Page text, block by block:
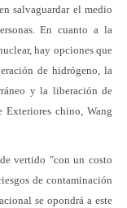
salvaguardar el medio
En cuanto a la
hay opciones que
de hidrógeno, la
y la liberación de
chino, Wang
vertido "con un costo
de contaminación
se opondrá a este